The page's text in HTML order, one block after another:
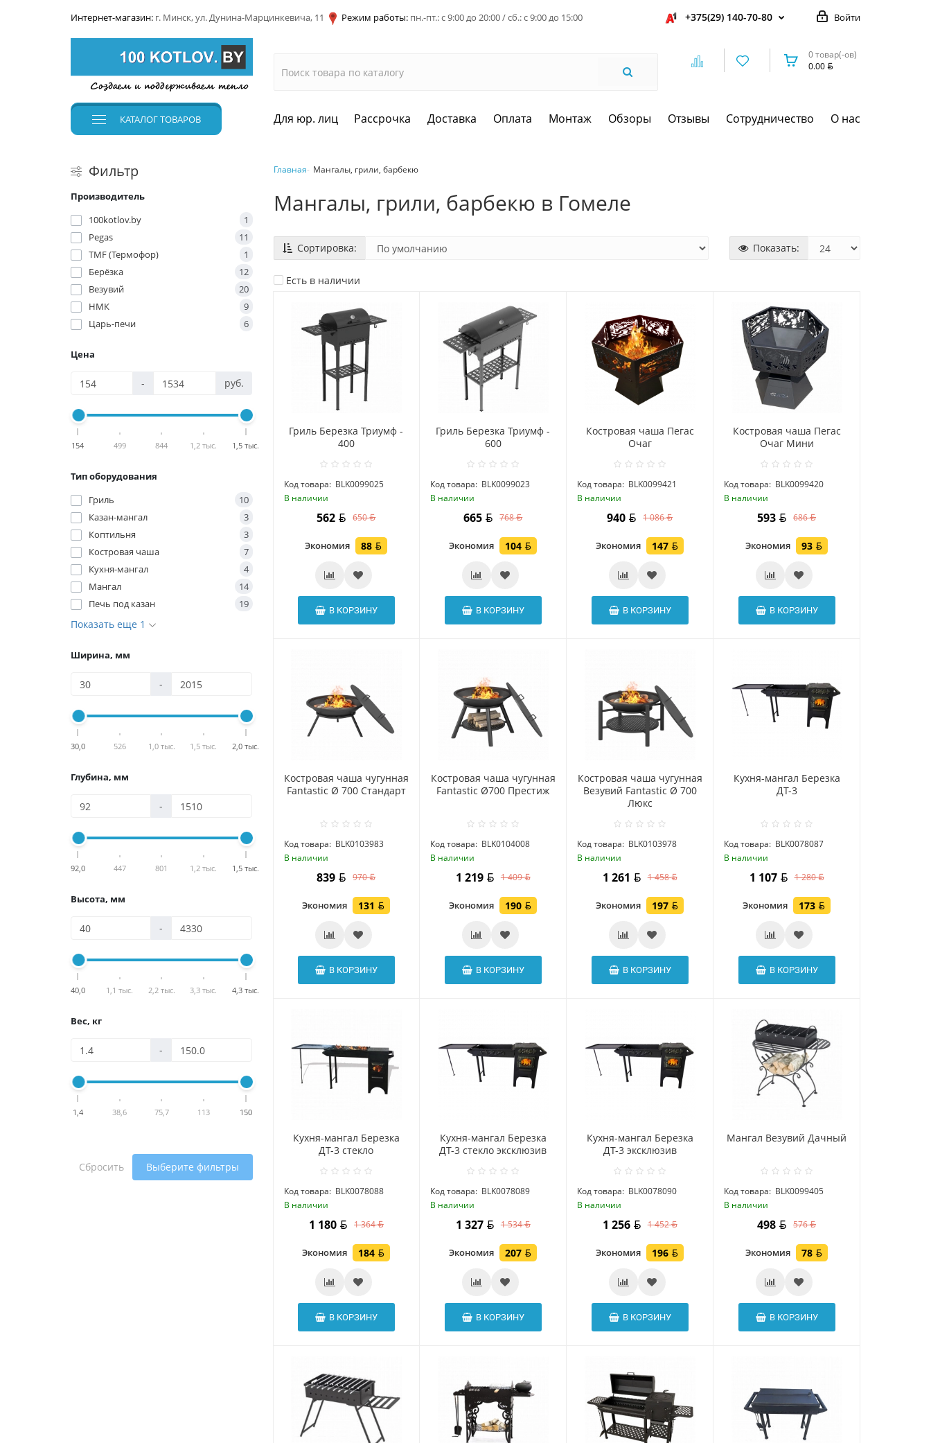
Интернет-магазин: г. Минск, ул. Дунина-Марцинкевича, 11 Режим работы: пн.-пт.: с 9:00 до 20:00 / сб.: с 9:00 до 15:00 Войти
+375(29) 140-70-80
0 товар(-ов)
0.00
КАТАЛОГТОВАРОВ Для юр. лиц Рассрочка Доставка Оплата Монтаж Обзоры Отзывы Сотрудничество О нас
Фильтр
Производитель
100kotlov.by
1
Pegas
11
TMF (Термофор)
1
Берёзка
12
Везувий
20
НМК
9
Царь-печи
6
Цена
- руб.
154 499 844 1,2 тыс. 1,5 тыс.
Тип оборудования
Гриль
10
Казан-мангал
3
Коптильня
3
Костровая чаша
7
Кухня-мангал
4
Мангал
14
Печь под казан
19
Показать еще 1
Ширина, мм
-
30,0 526 1,0 тыс. 1,5 тыс. 2,0 тыс.
Глубина, мм
-
92,0 447 801 1,2 тыс. 1,5 тыс.
Высота, мм
-
40,0 1,1 тыс. 2,2 тыс. 3,3 тыс. 4,3 тыс.
Вес, кг
-
1,4 38,6 75,7 113 150
Сбросить Выберите фильтры
Главная Мангалы, грили, барбекю
Мангалы, грили, барбекю в Гомеле
Сортировка: Показать:
Есть в наличии
Гриль Березка Триумф -
400
Код товара: BLK0099025
В наличии
562 650
Экономия 88
В КОРЗИНУ
Гриль Березка Триумф -
600
Код товара: BLK0099023
В наличии
665 768
Экономия 104
В КОРЗИНУ
Костровая чаша Пегас
Очаг
Код товара: BLK0099421
В наличии
940 1 086
Экономия 147
В КОРЗИНУ
Костровая чаша Пегас
Очаг Мини
Код товара: BLK0099420
В наличии
593 686
Экономия 93
В КОРЗИНУ
Костровая чаша чугунная
Fantastic Ø 700 Стандарт
Код товара: BLK0103983
В наличии
839 970
Экономия 131
В КОРЗИНУ
Костровая чаша чугунная
Fantastic Ø700 Престиж
Код товара: BLK0104008
В наличии
1 219 1 409
Экономия 190
В КОРЗИНУ
Костровая чаша чугунная
Везувий Fantastic Ø 700
Люкс
Код товара: BLK0103978
В наличии
1 261 1 458
Экономия 197
В КОРЗИНУ
Кухня-мангал Березка
ДТ-3
Код товара: BLK0078087
В наличии
1 107 1 280
Экономия 173
В КОРЗИНУ
Кухня-мангал Березка
ДТ-3 стекло
Код товара: BLK0078088
В наличии
1 180 1 364
Экономия 184
В КОРЗИНУ
Кухня-мангал Березка
ДТ-3 стекло эксклюзив
Код товара: BLK0078089
В наличии
1 327 1 534
Экономия 207
В КОРЗИНУ
Кухня-мангал Березка
ДТ-3 эксклюзив
Код товара: BLK0078090
В наличии
1 256 1 452
Экономия 196
В КОРЗИНУ
Мангал Везувий Дачный
Код товара: BLK0099405
В наличии
498 576
Экономия 78
В КОРЗИНУ